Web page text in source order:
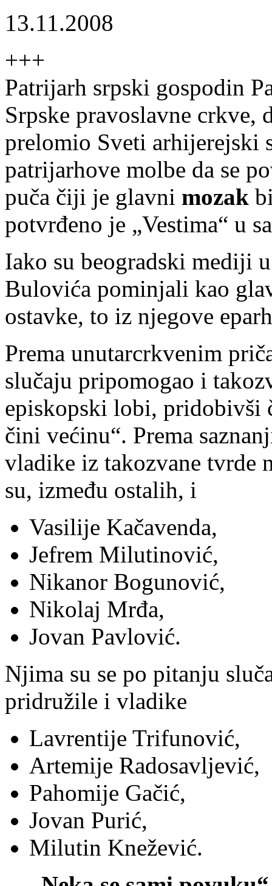
13.11.2008
+++
Patrijarh srpski gospodin
Srpske pravoslavne
prelomio Sveti arhijerejski
patrijarhove molbe da se
puča čiji je glavni mozak
potvrđeno je „Vestima“ u
Iako su beogradski mediji
Bulovića pominjali kao
ostavke, to iz njegove
Prema unutarcrkvenim
slučaju pripomogao i
episkopski lobi, pridobivši
čini većinu“. Prema
vladike iz takozvane tvrde
su, između ostalih, i
Vasilije Kačavenda,
Jefrem Milutinović,
Nikanor Bogunović,
Nikolaj Mrđa,
Jovan Pavlović.
Njima su se po pitanju
pridružile i vladike
Lavrentije Trifunović,
Artemije Radosavljević,
Pahomije Gačić,
Jovan Purić,
Milutin Knežević.